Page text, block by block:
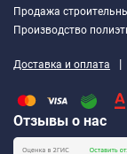
Продажа
Производство
Доставка и оплата |
Отзывы о нас